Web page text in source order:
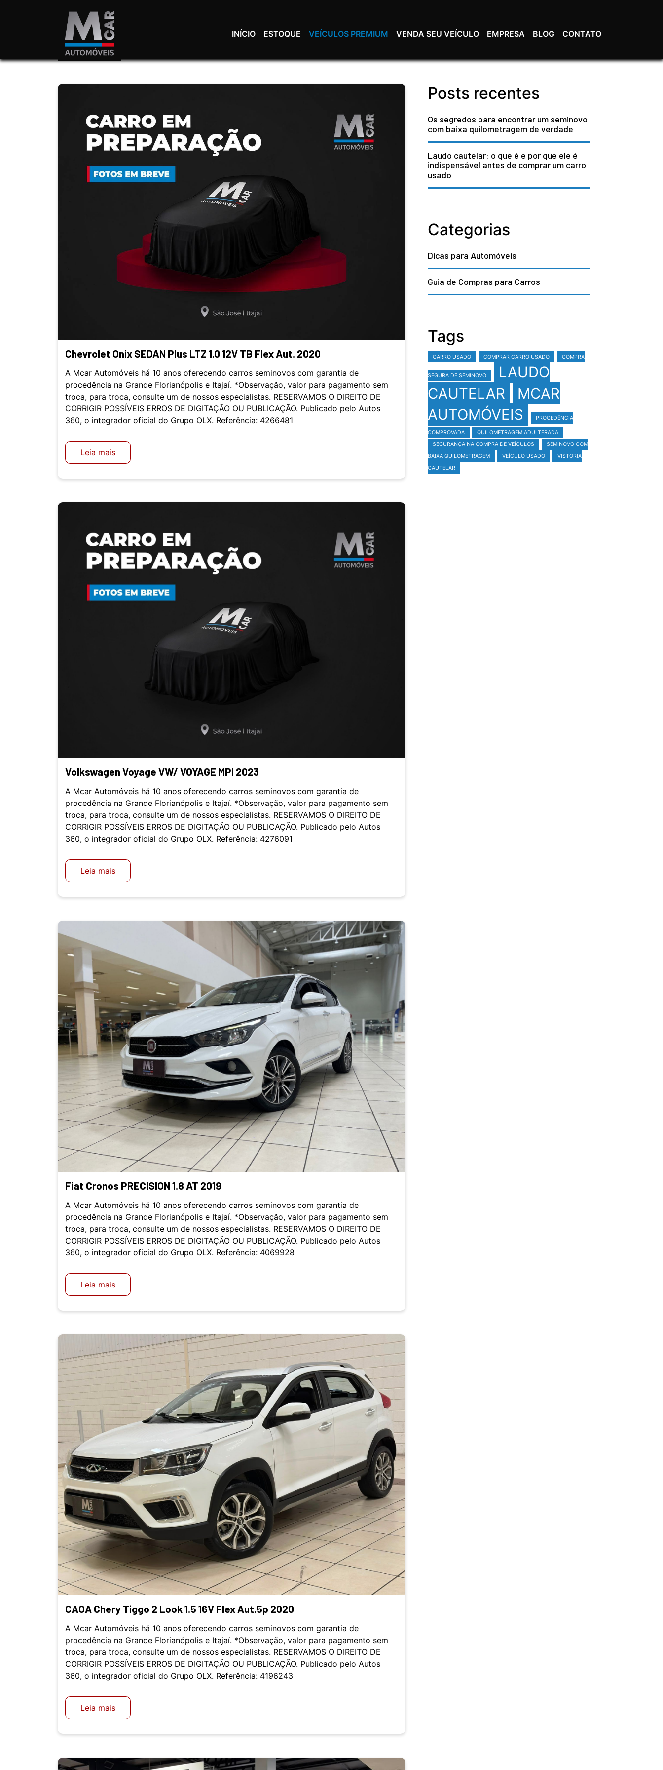
INÍCIO ESTOQUE VEÍCULOS PREMIUM VENDA SEU VEÍCULO EMPRESA BLOG CONTATO
Chevrolet Onix SEDAN Plus LTZ 1.0 12V TB Flex Aut. 2020
A Mcar Automóveis há 10 anos oferecendo carros seminovos com garantia de
procedência na Grande Florianópolis e Itajaí. *Observação, valor para pagamento sem
troca, para troca, consulte um de nossos especialistas. RESERVAMOS O DIREITO DE
CORRIGIR POSSÍVEIS ERROS DE DIGITAÇÃO OU PUBLICAÇÃO. Publicado pelo Autos
360, o integrador oficial do Grupo OLX. Referência: 4266481
Leia mais
Volkswagen Voyage VW/ VOYAGE MPI 2023
A Mcar Automóveis há 10 anos oferecendo carros seminovos com garantia de
procedência na Grande Florianópolis e Itajaí. *Observação, valor para pagamento sem
troca, para troca, consulte um de nossos especialistas. RESERVAMOS O DIREITO DE
CORRIGIR POSSÍVEIS ERROS DE DIGITAÇÃO OU PUBLICAÇÃO. Publicado pelo Autos
360, o integrador oficial do Grupo OLX. Referência: 4276091
Leia mais
Fiat Cronos PRECISION 1.8 AT 2019
A Mcar Automóveis há 10 anos oferecendo carros seminovos com garantia de
procedência na Grande Florianópolis e Itajaí. *Observação, valor para pagamento sem
troca, para troca, consulte um de nossos especialistas. RESERVAMOS O DIREITO DE
CORRIGIR POSSÍVEIS ERROS DE DIGITAÇÃO OU PUBLICAÇÃO. Publicado pelo Autos
360, o integrador oficial do Grupo OLX. Referência: 4069928
Leia mais
CAOA Chery Tiggo 2 Look 1.5 16V Flex Aut.5p 2020
A Mcar Automóveis há 10 anos oferecendo carros seminovos com garantia de
procedência na Grande Florianópolis e Itajaí. *Observação, valor para pagamento sem
troca, para troca, consulte um de nossos especialistas. RESERVAMOS O DIREITO DE
CORRIGIR POSSÍVEIS ERROS DE DIGITAÇÃO OU PUBLICAÇÃO. Publicado pelo Autos
360, o integrador oficial do Grupo OLX. Referência: 4196243
Leia mais
Posts recentes
Os segredos para encontrar um seminovo
com baixa quilometragem de verdade
Laudo cautelar: o que é e por que ele é
indispensável antes de comprar um carro
usado
Categorias
Dicas para Automóveis
Guia de Compras para Carros
Tags
CARRO USADO COMPRAR CARRO USADO COMPRA
SEGURA DE SEMINOVO
LAUDO
CAUTELAR
MCAR
AUTOMÓVEIS
PROCEDÊNCIA
COMPROVADA
QUILOMETRAGEM ADULTERADA
SEGURANÇA NA COMPRA DE VEÍCULOS
SEMINOVO COM
BAIXA QUILOMETRAGEM
VEÍCULO USADO
VISTORIA
CAUTELAR